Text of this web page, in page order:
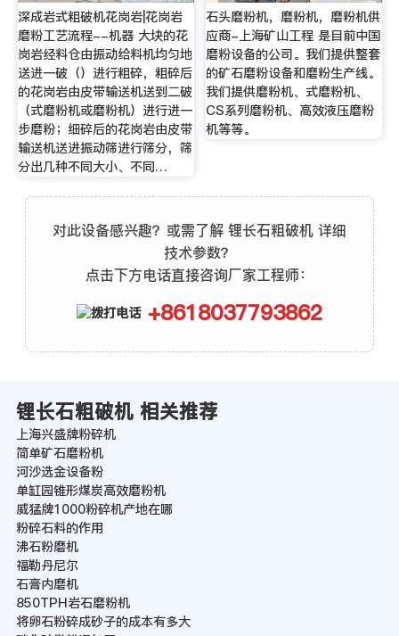
深成岩式粗破机花岗岩|花岗岩
磨粉工艺流程--机器 大块的花
岗岩经料仓由振动给料机均匀地
送进一破（）进行粗碎，粗碎后
的花岗岩由皮带输送机送到二破
（式磨粉机或磨粉机）进行进一
步磨粉；细碎后的花岗岩由皮带
输送机送进振动筛进行筛分，筛
分出几种不同大小、不同…
石头磨粉机，磨粉机，磨粉机供
应商-上海矿山工程 是目前中国
磨粉设备的公司。我们提供整套
的矿石磨粉设备和磨粉生产线。
我们提供磨粉机、式磨粉机、
CS系列磨粉机、高效液压磨粉
机等等。
对此设备感兴趣？或需了解 锂长石粗破机 详细
技术参数？
点击下方电话直接咨询厂家工程师：
+8618037793862
锂长石粗破机 相关推荐
上海兴盛牌粉碎机
简单矿石磨粉机
河沙选金设备粉
单缸园锥形煤炭高效磨粉机
威猛牌1000粉碎机产地在哪
粉碎石料的作用
沸石粉磨机
福勒丹尼尔
石膏内磨机
850TPH岩石磨粉机
将卵石粉碎成砂子的成本有多大